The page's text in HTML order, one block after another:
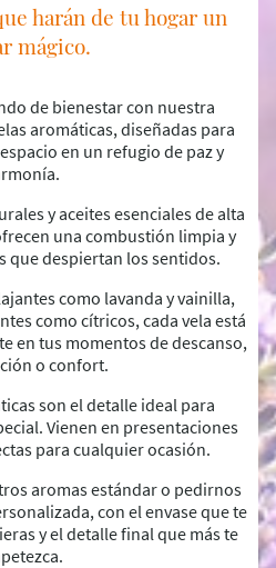
harán de tu hogar un
mágico.
de bienestar con nuestra
aromáticas, diseñadas para
en un refugio de paz y
y aceites esenciales de alta
una combustión limpia y
que despiertan los sentidos.
como lavanda y vainilla,
como cítricos, cada vela está
en tus momentos de descanso,
o confort.
son el detalle ideal para
Vienen en presentaciones
para cualquier ocasión.
aromas estándar o pedirnos
con el envase que te
y el detalle final que más te